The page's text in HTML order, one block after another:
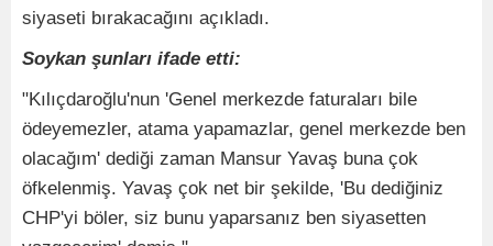
siyaseti bırakacağını açıkladı.
Soykan şunları ifade etti:
"Kılıçdaroğlu'nun 'Genel merkezde faturaları bile
ödeyemezler, atama yapamazlar, genel merkezde ben
olacağım' dediği zaman Mansur Yavaş buna çok
öfkelenmiş. Yavaş çok net bir şekilde, 'Bu dediğiniz
CHP'yi böler, siz bunu yaparsanız ben siyasetten